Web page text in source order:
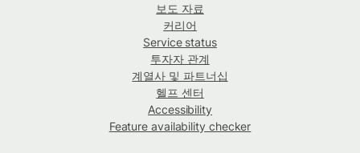
보도 자료
커리어
Service status
투자자 관계
계열사 및 파트너십
헬프 센터
Accessibility
Feature availability checker